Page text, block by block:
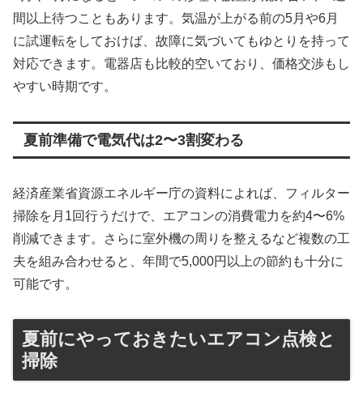
間以上待つこともあります。気温が上がる前の5月や6月
に試運転をしておけば、故障に気づいてもゆとりを持って
対応できます。電器店も比較的空いており、価格交渉もし
やすい時期です。
夏前準備で電気代は2〜3割変わる
経済産業省資源エネルギー庁の資料によれば、フィルター
掃除を月1回行うだけで、エアコンの消費電力を約4〜6%
削減できます。さらに室外機の周りを整えるなど複数の工
夫を組み合わせると、年間で5,000円以上の節約も十分に
可能です。
夏前にやっておきたいエアコン点検と
掃除